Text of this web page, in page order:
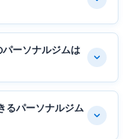
ーソナルジムは
るパーソナルジム